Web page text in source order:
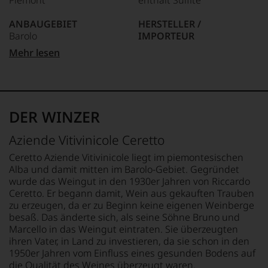
um
zu
unterstreichen,
auf
Niveau
unsere
Weinselektion
bewegt.
Das
aber
genügt
uns
nicht
mehr.
Wir
haben
festgestellt,
dass
manch
an
der
Universität
von
durch
Vater
er
aber
vor
allen
Dingen
nach
1978
zunehmend
der
Weinwelt
zu.
Unter 70 Punkte:
bildet
das
Thema
Wein
mit
auch
Spirituosen
behandelt
und
besprochen.
Daneben
gibt
es
einen
Weinführer
und
selbstverständlich
auch
ANBAUGEBIET
Barolo
APPELLATION
QUALITÄTSSTUFE
Controllata E G
REBSORTEN
100% Nebbiolo
BIO KENNZEICHNUNG
HÄNDLER
DE-ÖKO-006
BIO KENNZEICHNUNG
PRODUKT
IT-BIO-015
HERSTELLER /
IMPORTEUR
LAND
0,75 L
GEWICHT
750 g
GESCHMACK
trocken
Mehr lesen
DER WINZER
Aziende Vitivinicole Ceretto
Ceretto Aziende Vitivinicole liegt im piemontesischen
Alba und damit mitten im Barolo-Gebiet. Gegründet
wurde das Weingut in den 1930er Jahren von Riccardo
Ceretto. Er begann damit, Wein aus gekauften Trauben
zu erzeugen, da er zu Beginn keine eigenen Weinberge
besaß. Das änderte sich, als seine Söhne Bruno und
Marcello in das Weingut eintraten. Sie überzeugten
ihren Vater, in Land zu investieren, da sie schon in den
1950er Jahren vom Einfluss eines gesunden Bodens auf
die Qualität des Weines überzeugt waren.